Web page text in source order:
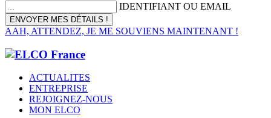
IDENTIFIANT OU EMAIL
AAH, ATTENDEZ, JE ME SOUVIENS MAINTENANT !
ACTUALITES
ENTREPRISE
REJOIGNEZ-NOUS
MON ELCO